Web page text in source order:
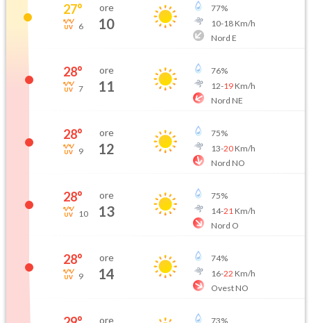
27°
6
ore
10
77%
10-18Km/h
Nord E
28°
7
ore
11
76%
12-19Km/h
Nord NE
28°
9
ore
12
75%
13-20Km/h
Nord NO
28°
10
ore
13
75%
14-21 Km/h
Nord O
28°
9
ore
14
74%
16-22 Km/h
Ovest NO
ore 73%